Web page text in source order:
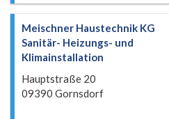
Meischner Haustechnik KG
Sanitär- Heizungs- und
Klimainstallation
Hauptstraße 20
09390 Gornsdorf